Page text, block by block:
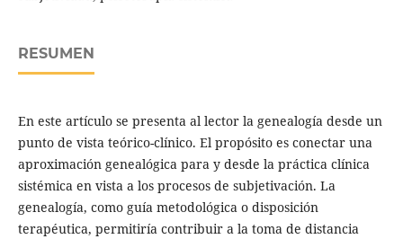
RESUMEN
En este artículo se presenta al lector la genealogía desde un
punto de vista teórico-clínico. El propósito es conectar una
aproximación genealógica para y desde la práctica clínica
sistémica en vista a los procesos de subjetivación. La
genealogía, como guía metodológica o disposición
terapéutica, permitiría contribuir a la toma de distancia